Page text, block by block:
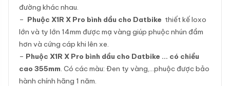
đường khác nhau.
– Phuộc X1R X Pro bình dầu cho Datbike thiết kế loxo
lớn và ty lớn 14mm được mạ vàng giúp phuộc nhún đầm
hơn và cứng cáp khi lên xe.
– Phuộc X1R X Pro bình dầu cho Datbike … có chiều
cao 355mm. Có các màu: Đen ty vàng,…phuộc được bảo
hành chính hãng 1 năm.